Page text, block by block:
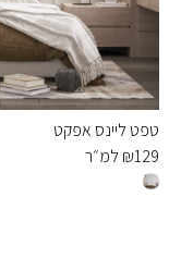
טפט ליינס אפקט
₪129 למ״ר